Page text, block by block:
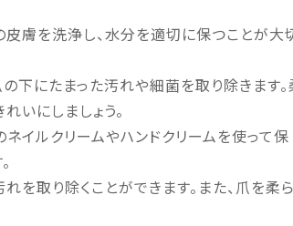
皮膚を洗浄し、水分を適切に保つことが大
下にたまった汚れや細菌を取り除きます。
いにしましょう。
イルクリームやハンドクリームを使って保
取り除くことができます。また、爪を柔ら